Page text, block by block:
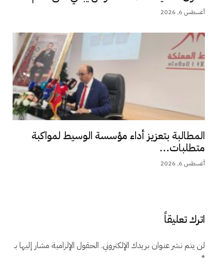
أغسطس 6, 2026
المطالبة بتعزيز أداء مؤسسة الوسيط لمواكبة
متطلبات...
أغسطس 6, 2026
اترك تعليقاً
لن يتم نشر عنوان بريدك الإلكتروني. الحقول الإلزامية مشار إليها بـ
*